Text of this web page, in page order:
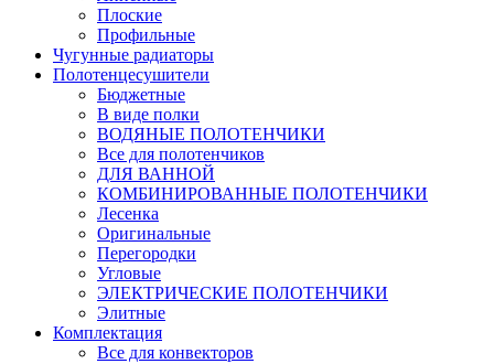
Плоские
Профильные
Чугунные радиаторы
Полотенцесушители
Бюджетные
В виде полки
ВОДЯНЫЕ ПОЛОТЕНЧИКИ
Все для полотенчиков
ДЛЯ ВАННОЙ
КОМБИНИРОВАННЫЕ ПОЛОТЕНЧИКИ
Лесенка
Оригинальные
Перегородки
Угловые
ЭЛЕКТРИЧЕСКИЕ ПОЛОТЕНЧИКИ
Элитные
Комплектация
Все для конвекторов